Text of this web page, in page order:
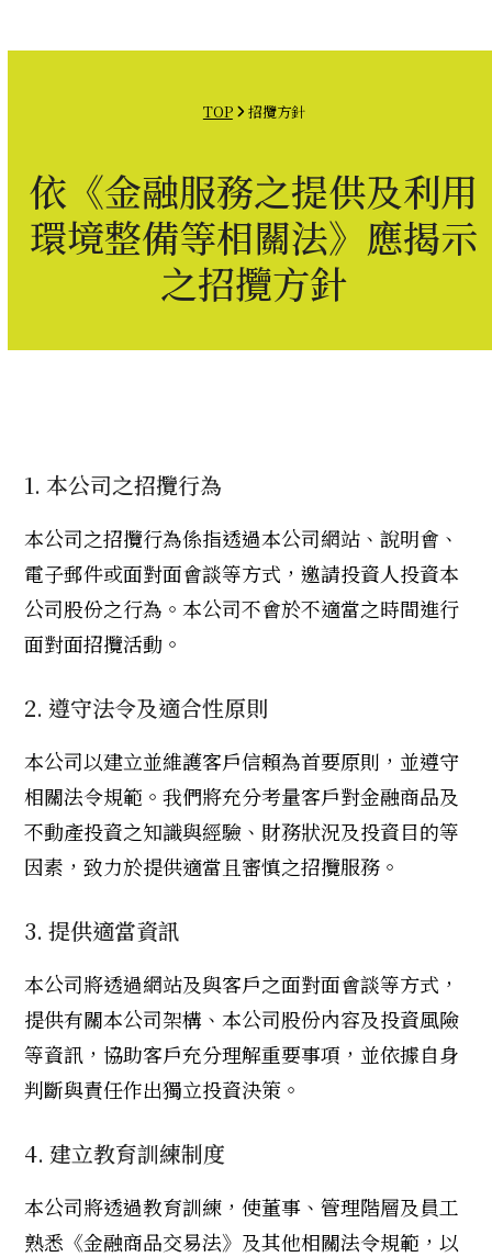
to mobile
mobile
TOP 招攬方針
依《金融服務之提供及利用
環境整備等相關法》應揭示
之招攬方針
1. 本公司之招攬行為
本公司之招攬行為係指透過本公司網站、說明會、
電子郵件或面對面會談等方式，邀請投資人投資本
公司股份之行為。本公司不會於不適當之時間進行
面對面招攬活動。
2. 遵守法令及適合性原則
本公司以建立並維護客戶信賴為首要原則，並遵守
相關法令規範。我們將充分考量客戶對金融商品及
不動產投資之知識與經驗、財務狀況及投資目的等
因素，致力於提供適當且審慎之招攬服務。
3. 提供適當資訊
本公司將透過網站及與客戶之面對面會談等方式，
提供有關本公司架構、本公司股份內容及投資風險
等資訊，協助客戶充分理解重要事項，並依據自身
判斷與責任作出獨立投資決策。
4. 建立教育訓練制度
本公司將透過教育訓練，使董事、管理階層及員工
熟悉《金融商品交易法》及其他相關法令規範，以